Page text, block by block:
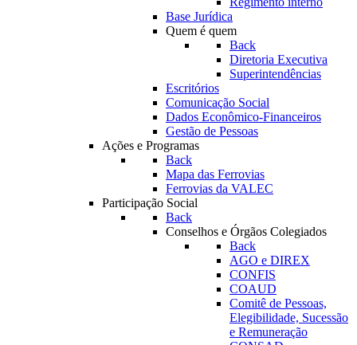
Base Jurídica
Quem é quem
Back
Diretoria Executiva
Superintendências
Escritórios
Comunicação Social
Dados Econômico-Financeiros
Gestão de Pessoas
Ações e Programas
Back
Mapa das Ferrovias
Ferrovias da VALEC
Participação Social
Back
Conselhos e Órgãos Colegiados
Back
AGO e DIREX
CONFIS
COAUD
Comitê de Pessoas,
Elegibilidade, Sucessão
e Remuneração